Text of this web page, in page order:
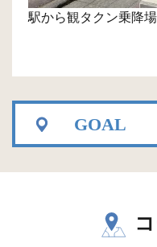
駅から観タクン乗降場
GOAL